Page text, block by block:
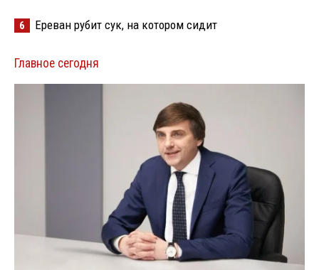
6 Ереван рубит сук, на котором сидит
Главное сегодня